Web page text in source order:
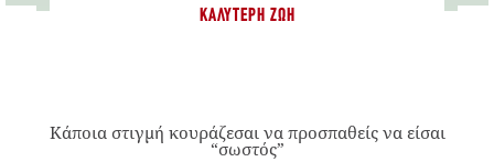
ΚΑΛΎΤΕΡΗ ΖΩΉ
Κάποια στιγμή κουράζεσαι να προσπαθείς να είσαι
“σωστός”